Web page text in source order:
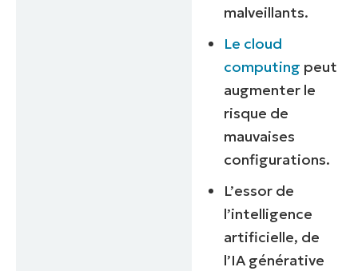
malveillants.
Le cloud
computing peut
augmenter le
risque de
mauvaises
configurations.
L’essor de
l’intelligence
artificielle, de
l’IA générative